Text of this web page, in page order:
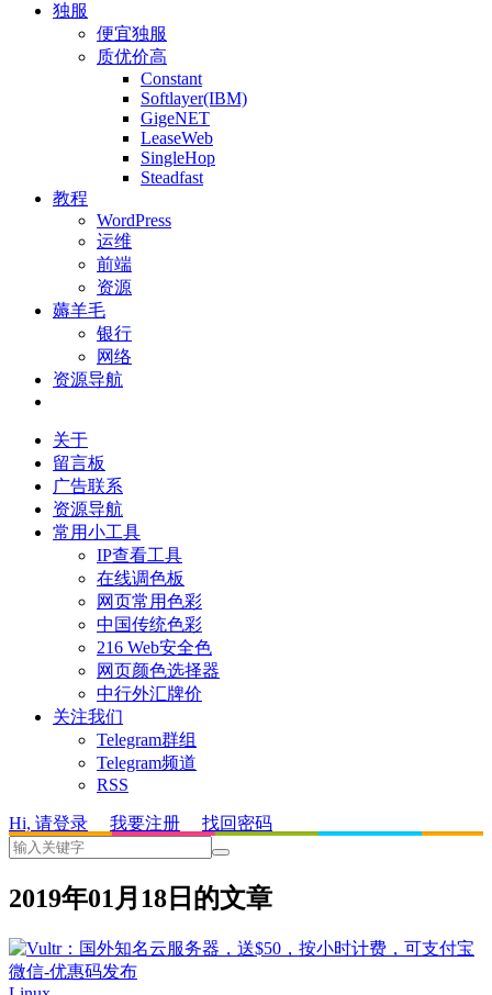
独服
便宜独服
质优价高
Constant
Softlayer(IBM)
GigeNET
LeaseWeb
SingleHop
Steadfast
教程
WordPress
运维
前端
资源
薅羊毛
银行
网络
资源导航
关于
留言板
广告联系
资源导航
常用小工具
IP查看工具
在线调色板
网页常用色彩
中国传统色彩
216 Web安全色
网页颜色选择器
中行外汇牌价
关注我们
Telegram群组
Telegram频道
RSS
Hi, 请登录 我要注册 找回密码
2019年01月18日的文章